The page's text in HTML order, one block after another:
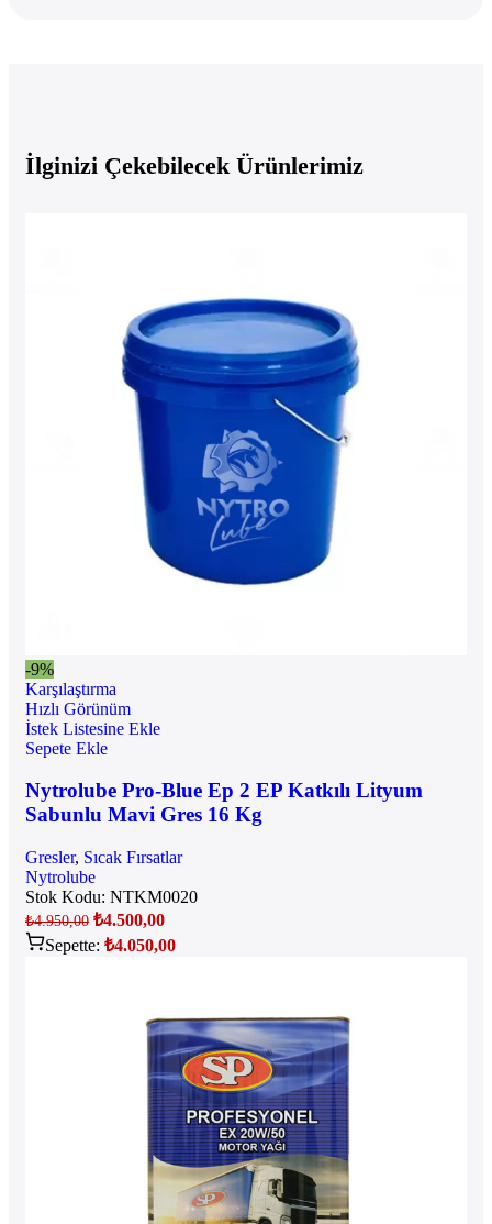
İlginizi Çekebilecek Ürünlerimiz
-9%
Karşılaştırma
Hızlı Görünüm
İstek Listesine Ekle
Sepete Ekle
Nytrolube Pro-Blue Ep 2 EP Katkılı Lityum
Sabunlu Mavi Gres 16 Kg
Gresler, Sıcak Fırsatlar
Nytrolube
Stok Kodu: NTKM0020
₺4.950,00 ₺4.500,00
Sepette: ₺4.050,00